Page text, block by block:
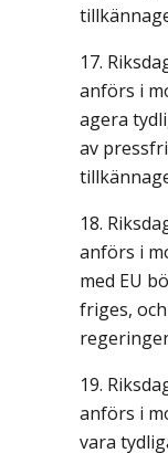
anförs i
agera
av
anförs i
med EU
friges,
anförs i
vara